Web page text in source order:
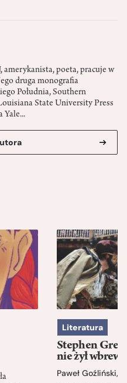
amerykanista, poeta, pracuje w
druga monografia
Południa, Southern
State University Press
Yale...
Literatura
Stephen
nie żył wbrew
Paweł Goźliński,